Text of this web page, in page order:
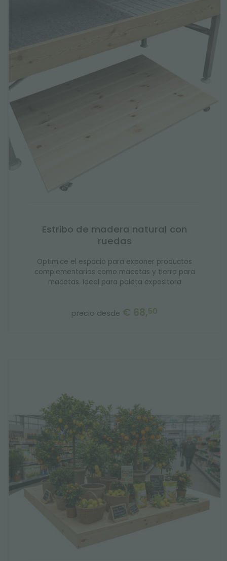
Estribo de madera natural con
ruedas
Optimice el espacio para exponer productos
complementarios como macetas y tierra para
macetas. Ideal para paleta expositora
precio desde € 68,50